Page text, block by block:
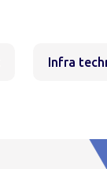
Infra